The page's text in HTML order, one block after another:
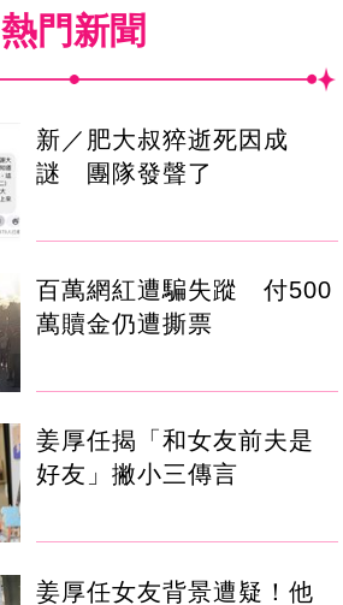
熱門新聞
新／肥大叔猝逝死因成
謎 團隊發聲了
百萬網紅遭騙失蹤 付500
萬贖金仍遭撕票
姜厚任揭「和女友前夫是
好友」撇小三傳言
姜厚任女友背景遭疑！他